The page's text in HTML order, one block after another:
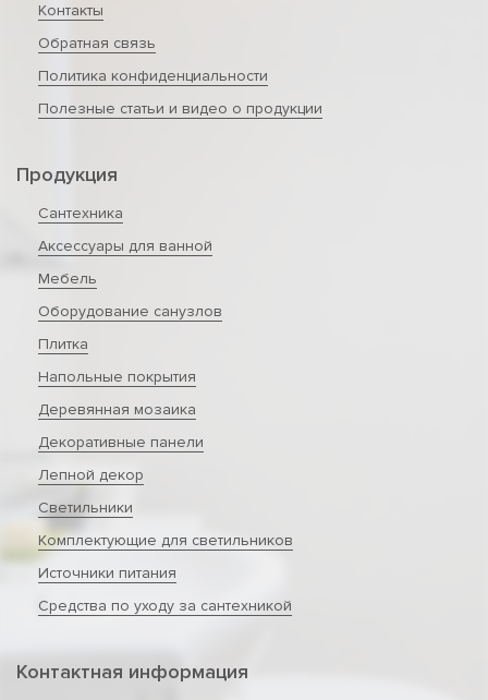
Контакты
Обратная связь
Политика конфиденциальности
Полезные статьи и видео о продукции
Продукция
Сантехника
Аксессуары для ванной
Мебель
Оборудование санузлов
Плитка
Напольные покрытия
Деревянная мозаика
Декоративные панели
Лепной декор
Светильники
Комплектующие для светильников
Источники питания
Средства по уходу за сантехникой
Контактная информация